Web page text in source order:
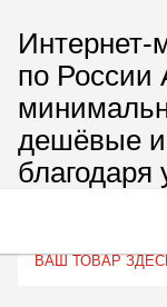
Интернет-
по России
дешёвые и
благодаря